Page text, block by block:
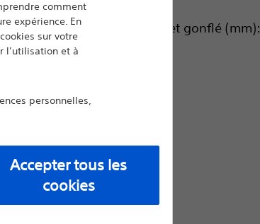
Diam. ext. du ballonnet gonflé (mm):
10-11-12
comment
expérience. En
sur votre
l’utilisation et à
personnelles,
Accepter tous les
cookies